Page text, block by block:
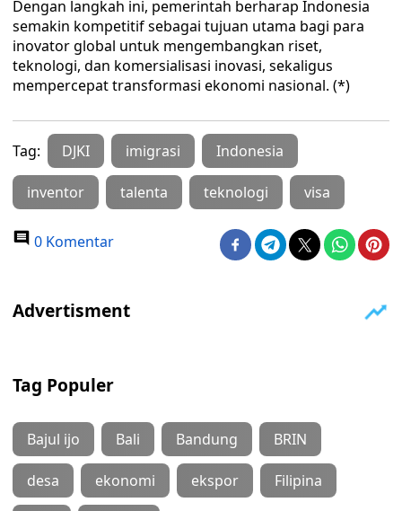
Dengan langkah ini, pemerintah berharap Indonesia
semakin kompetitif sebagai tujuan utama bagi para
inovator global untuk mengembangkan riset,
teknologi, dan komersialisasi inovasi, sekaligus
mempercepat transformasi ekonomi nasional. (*)
Tag: DJKI imigrasi Indonesia
inventor talenta teknologi visa
0 Komentar
Tag Populer
Bajul ijo Bali Bandung BRIN
desa ekonomi ekspor Filipina